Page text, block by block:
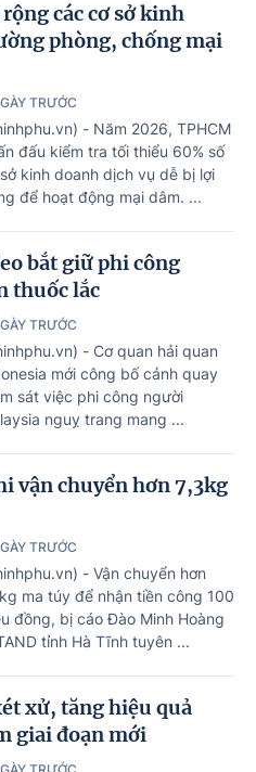
các cơ sở kinh
phòng, chống mại
TRƯỚC
- Năm 2026, TPHCM
đấu kiểm tra tối thiểu 60% số
kinh doanh dịch vụ dễ bị lợi
để hoạt động mại dâm. ...
bắt giữ phi công
thuốc lắc
TRƯỚC
- Cơ quan hải quan
mới công bố cảnh quay
sát việc phi công người
nguỵ trang mang ...
vận chuyển hơn 7,3kg
TRƯỚC
- Vận chuyển hơn
ma túy để nhận tiền công 100
đồng, bị cáo Đào Minh Hoàng
tỉnh Hà Tĩnh tuyên ...
xử, tăng hiệu quả
giai đoạn mới